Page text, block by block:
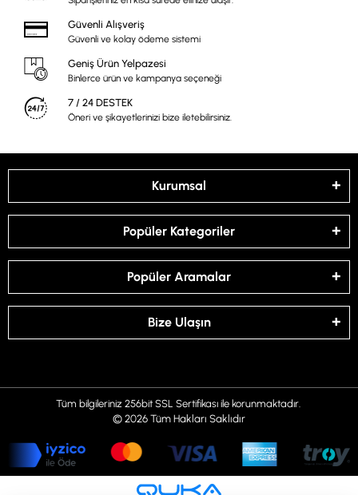
Güvenli Alışveriş
Güvenli ve kolay ödeme sistemi
Geniş Ürün Yelpazesi
Binlerce ürün ve kampanya seçeneği
7 / 24 DESTEK
Öneri ve şikayetlerinizi bize iletebilirsiniz.
Kurumsal
Popüler Kategoriler
Popüler Aramalar
Bize Ulaşın
Tüm bilgileriniz 256bit SSL Sertifikası ile korunmaktadır.
© 2026Tüm Hakları Saklıdır